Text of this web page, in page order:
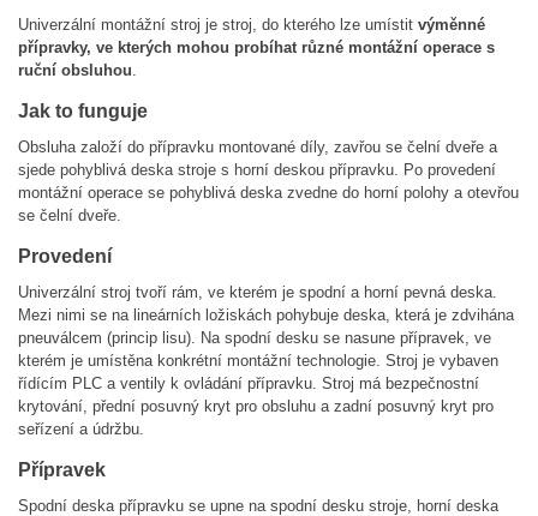
Univerzální montážní stroj je stroj, do kterého lze umístit výměnné
přípravky, ve kterých mohou probíhat různé montážní operace s
ruční obsluhou
Jak to funguje
Obsluha založí do přípravku montované díly, zavřou se čelní dveře a
sjede pohyblivá deska stroje s horní deskou přípravku. Po provedení
montážní operace se pohyblivá deska zvedne do horní polohy a otevřou
se čelní dveře.
Provedení
Univerzální stroj tvoří rám, ve kterém je spodní a horní pevná deska.
Mezi nimi se na lineárních ložiskách pohybuje deska, která je zdvihána
pneuválcem (princip lisu). Na spodní desku se nasune přípravek, ve
kterém je umístěna konkrétní montážní technologie. Stroj je vybaven
řídícím PLC a ventily k ovládání přípravku. Stroj má bezpečnostní
krytování, přední posuvný kryt pro obsluhu a zadní posuvný kryt pro
seřízení a údržbu.
Přípravek
Spodní deska přípravku se upne na spodní desku stroje, horní deska